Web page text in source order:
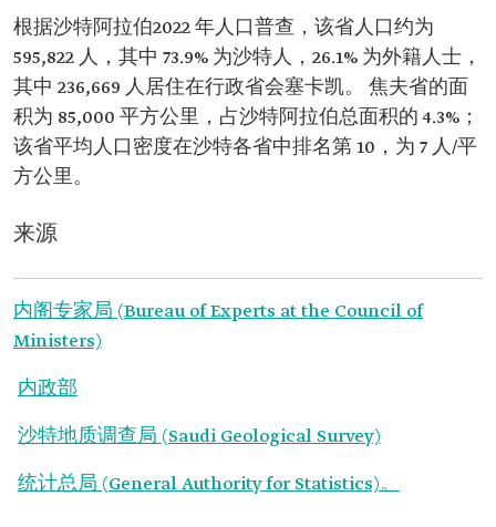
根据沙特阿拉伯2022 年人口普查，该省人口约为
595,822 人，其中 73.9% 为沙特人，26.1% 为外籍人士，
其中 236,669 人居住在行政省会塞卡凯。 焦夫省的面
积为 85,000 平方公里，占沙特阿拉伯总面积的 4.3%；
该省平均人口密度在沙特各省中排名第 10，为 7 人/平
方公里。
来源
内阁专家局 (Bureau of Experts at the Council of
Ministers)
内政部
沙特地质调查局 (Saudi Geological Survey)
统计总局 (General Authority for Statistics)。